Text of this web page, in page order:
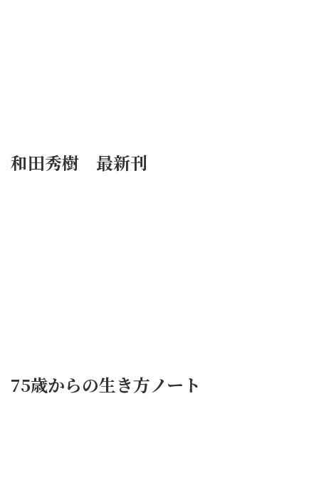
和田秀樹 最新刊
75歳からの生き方ノート